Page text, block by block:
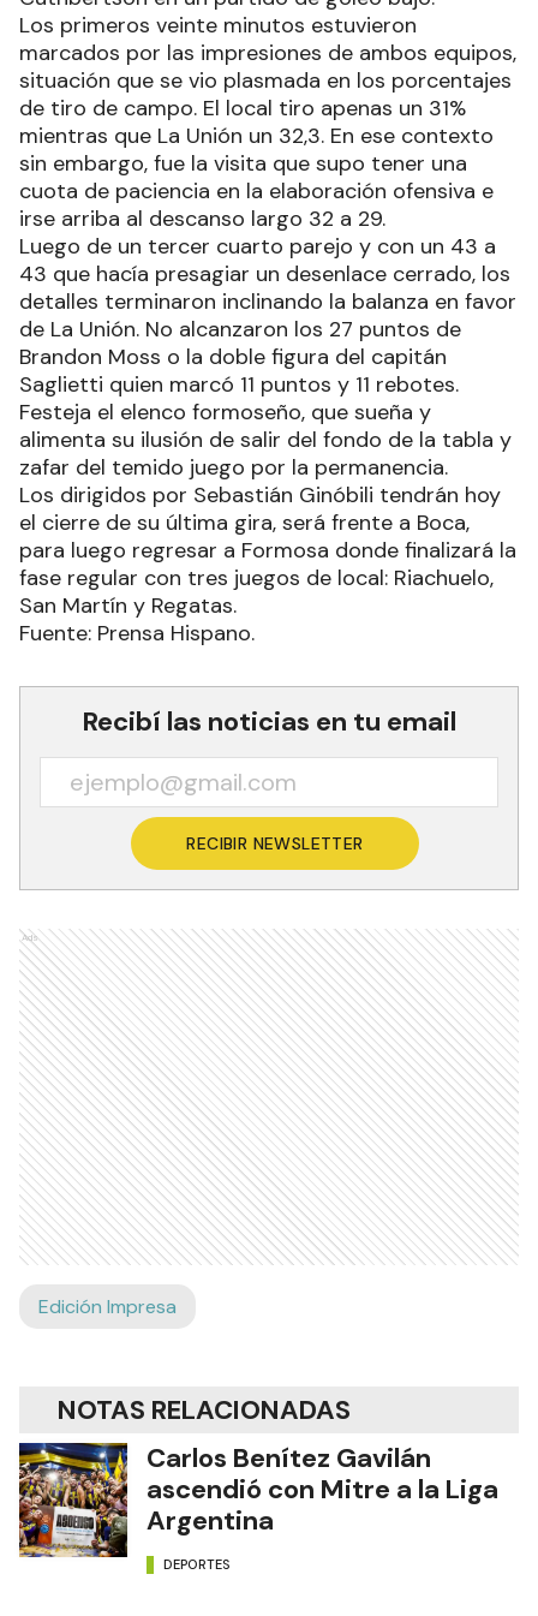
Los primeros veinte minutos estuvieron
marcados por las impresiones de ambos equipos,
situación que se vio plasmada en los porcentajes
de tiro de campo. El local tiro apenas un 31%
mientras que La Unión un 32,3. En ese contexto
sin embargo, fue la visita que supo tener una
cuota de paciencia en la elaboración ofensiva e
irse arriba al descanso largo 32 a 29.
Luego de un tercer cuarto parejo y con un 43 a
43 que hacía presagiar un desenlace cerrado, los
detalles terminaron inclinando la balanza en favor
de La Unión. No alcanzaron los 27 puntos de
Brandon Moss o la doble figura del capitán
Saglietti quien marcó 11 puntos y 11 rebotes.
Festeja el elenco formoseño, que sueña y
alimenta su ilusión de salir del fondo de la tabla y
zafar del temido juego por la permanencia.
Los dirigidos por Sebastián Ginóbili tendrán hoy
el cierre de su última gira, será frente a Boca,
para luego regresar a Formosa donde finalizará la
fase regular con tres juegos de local: Riachuelo,
San Martín y Regatas.
Fuente: Prensa Hispano.
Recibí las noticias en tu email
RECIBIR NEWSLETTER
Ads
Edición Impresa
NOTAS RELACIONADAS
Carlos Benítez Gavilán
ascendió con Mitre a la Liga
Argentina
DEPORTES